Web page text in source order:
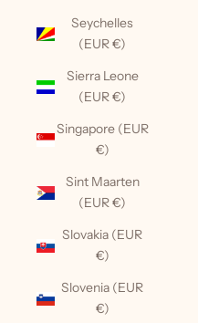
Seychelles
(EUR €)
Sierra Leone
(EUR €)
Singapore (EUR
€)
Sint Maarten
(EUR €)
Slovakia (EUR
€)
Slovenia (EUR
€)